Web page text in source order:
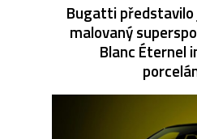
Bugatti představilo
malovaný
Blanc Éternel